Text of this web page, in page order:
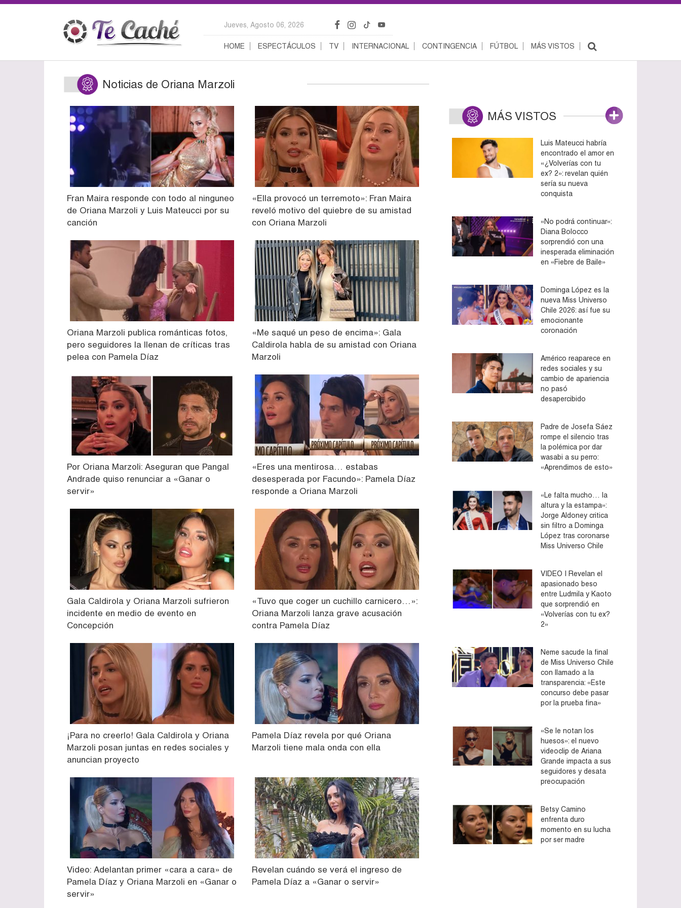
Jueves, Agosto 06, 2026
HOME ESPECTÁCULOS TV INTERNACIONAL CONTINGENCIA FÚTBOL MÁS VISTOS
Noticias de Oriana Marzoli
Fran Maira responde con todo al ninguneo
de Oriana Marzoli y Luis Mateucci por su
canción
«Ella provocó un terremoto»: Fran Maira
reveló motivo del quiebre de su amistad
con Oriana Marzoli
Oriana Marzoli publica románticas fotos,
pero seguidores la llenan de críticas tras
pelea con Pamela Díaz
«Me saqué un peso de encima»: Gala
Caldirola habla de su amistad con Oriana
Marzoli
Por Oriana Marzoli: Aseguran que Pangal
Andrade quiso renunciar a «Ganar o
servir»
«Eres una mentirosa… estabas
desesperada por Facundo»: Pamela Díaz
responde a Oriana Marzoli
Gala Caldirola y Oriana Marzoli sufrieron
incidente en medio de evento en
Concepción
«Tuvo que coger un cuchillo carnicero…»:
Oriana Marzoli lanza grave acusación
contra Pamela Díaz
¡Para no creerlo! Gala Caldirola y Oriana
Marzoli posan juntas en redes sociales y
anuncian proyecto
Pamela Díaz revela por qué Oriana
Marzoli tiene mala onda con ella
Video: Adelantan primer «cara a cara» de
Pamela Díaz y Oriana Marzoli en «Ganar o
servir»
Revelan cuándo se verá el ingreso de
Pamela Díaz a «Ganar o servir»
MÁS VISTOS
Luis Mateucci habría
encontrado el amor en
«¿Volverías con tu
ex? 2»: revelan quién
sería su nueva
conquista
«No podrá continuar»:
Diana Bolocco
sorprendió con una
inesperada eliminación
en «Fiebre de Baile»
Dominga López es la
nueva Miss Universo
Chile 2026: así fue su
emocionante
coronación
Américo reaparece en
redes sociales y su
cambio de apariencia
no pasó
desapercibido
Padre de Josefa Sáez
rompe el silencio tras
la polémica por dar
wasabi a su perro:
«Aprendimos de esto»
«Le falta mucho… la
altura y la estampa»:
Jorge Aldoney critica
sin filtro a Dominga
López tras coronarse
Miss Universo Chile
VIDEO | Revelan el
apasionado beso
entre Ludmila y Kaoto
que sorprendió en
«Volverías con tu ex?
2»
Neme sacude la final
de Miss Universo Chile
con llamado a la
transparencia: «Este
concurso debe pasar
por la prueba fina»
«Se le notan los
huesos»: el nuevo
videoclip de Ariana
Grande impacta a sus
seguidores y desata
preocupación
Betsy Camino
enfrenta duro
momento en su lucha
por ser madre